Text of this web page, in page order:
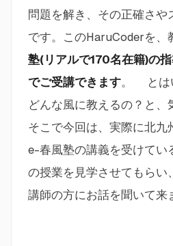
問題を解き、その正確さや
です。このHaruCoderを、
塾(リアルで170名在籍)の
でご受講できます。 とは
どんな風に教えるの？と、
そこで今回は、実際に北九
e-春風塾の講義を受けてい
の授業を見学させてもらい
講師の方にお話を聞いて来